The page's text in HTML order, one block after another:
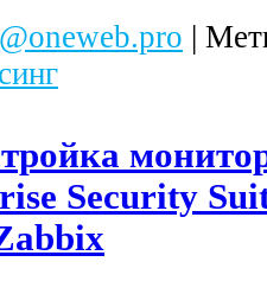
|
Security